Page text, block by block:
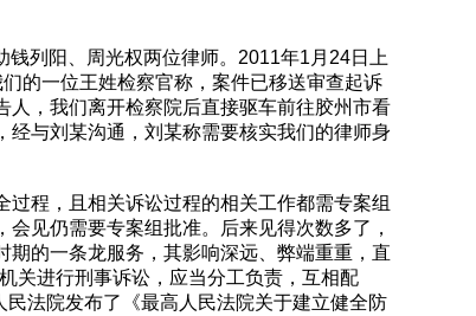
列阳、周光权两位律师。2011年1月24日上
的一位王姓检察官称，案件已移送审查起诉
，我们离开检察院后直接驱车前往胶州市看
与刘某沟通，刘某称需要核实我们的律师身
程，且相关诉讼过程的相关工作都需专案组
见仍需要专案组批准。后来见得次数多了，
的一条龙服务，其影响深远、弊端重重，直
关进行刑事诉讼，应当分工负责，互相配
法院发布了《最高人民法院关于建立健全防